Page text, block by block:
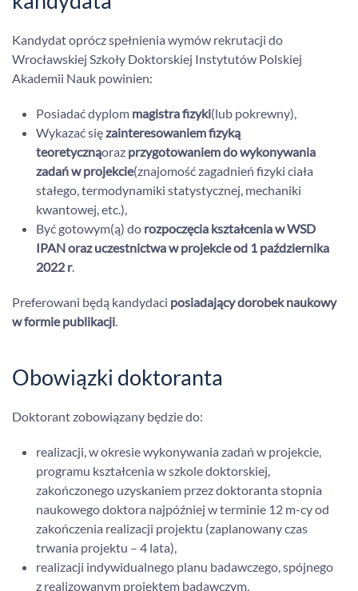
Kandydat oprócz spełnienia wymów rekrutacji do
Wrocławskiej Szkoły Doktorskiej Instytutów Polskiej
Akademii Nauk powinien:
Posiadać dyplom magistra fizyki(lub pokrewny),
Wykazać sięzainteresowaniem fizyką
teoretycznąoraz przygotowaniem do wykonywania
zadań w projekcie(znajomość zagadnień fizyki ciała
stałego, termodynamiki statystycznej, mechaniki
kwantowej, etc.),
Być gotowym(ą) do rozpoczęcia kształcenia w WSD
IPAN oraz uczestnictwa w projekcie od 1 października
2022 r.
Preferowani będą kandydaci posiadający dorobek naukowy
w formie publikacji.
Obowiązki doktoranta
Doktorant zobowiązany będzie do:
realizacji, w okresie wykonywania zadań w projekcie,
programu kształcenia w szkole doktorskiej,
zakończonego uzyskaniem przez doktoranta stopnia
naukowego doktora najpóźniej w terminie 12 m-cy od
zakończenia realizacji projektu (zaplanowany czas
trwania projektu – 4 lata),
realizacji indywidualnego planu badawczego, spójnego
z realizowanym projektem badawczym,